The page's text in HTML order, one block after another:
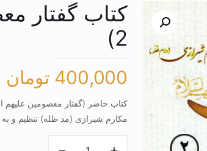
کتاب گفتار
2)
400,000 تومان
کتاب حاضر (گفتار معصومین
مکارم شیرازی (مد ظله) تنظیم و